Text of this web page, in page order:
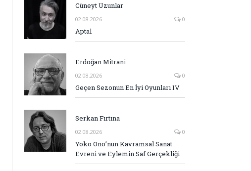
Cüneyt Uzunlar
02.08.2026 0
Aptal
Erdoğan Mitrani
02.08.2026 0
Geçen Sezonun En İyi Oyunları IV
Serkan Fırtına
02.08.2026 0
Yoko Ono’nun Kavramsal Sanat
Evreni ve Eylemin Saf Gerçekliği